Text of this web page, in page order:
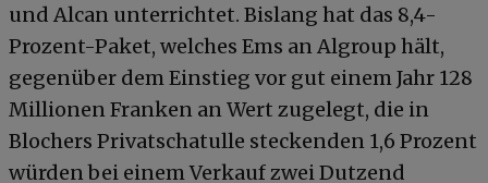
und Alcan unterrichtet. Bislang hat das 8,4-
Prozent-Paket, welches Ems an Algroup hält,
gegenüber dem Einstieg vor gut einem Jahr 128
Millionen Franken an Wert zugelegt, die in
Blochers Privatschatulle steckenden 1,6 Prozent
würden bei einem Verkauf zwei Dutzend